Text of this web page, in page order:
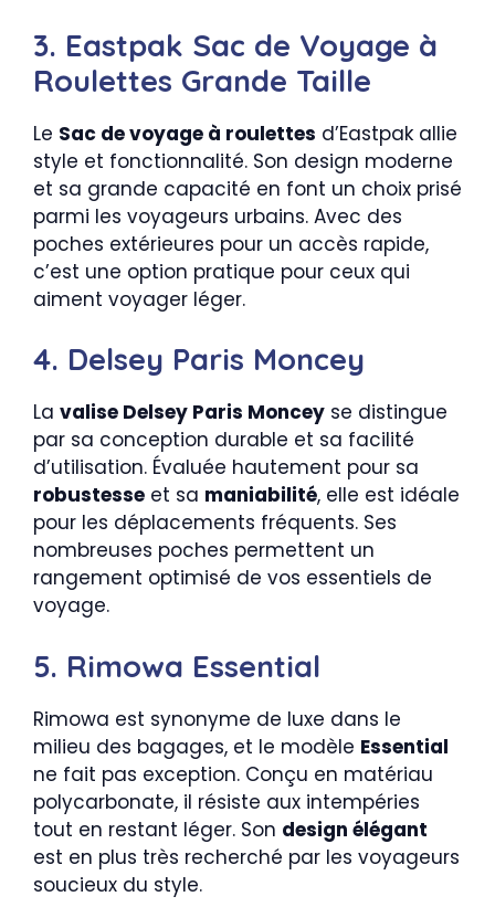
3. Eastpak Sac de Voyage à
Roulettes Grande Taille
Le Sac de voyage à roulettes d’Eastpak allie
style et fonctionnalité. Son design moderne
et sa grande capacité en font un choix prisé
parmi les voyageurs urbains. Avec des
poches extérieures pour un accès rapide,
c’est une option pratique pour ceux qui
aiment voyager léger.
4. Delsey Paris Moncey
La valise Delsey Paris Moncey se distingue
par sa conception durable et sa facilité
d’utilisation. Évaluée hautement pour sa
robustesse et sa maniabilité, elle est idéale
pour les déplacements fréquents. Ses
nombreuses poches permettent un
rangement optimisé de vos essentiels de
voyage.
5. Rimowa Essential
Rimowa est synonyme de luxe dans le
milieu des bagages, et le modèle Essential
ne fait pas exception. Conçu en matériau
polycarbonate, il résiste aux intempéries
tout en restant léger. Son design élégant
est en plus très recherché par les voyageurs
soucieux du style.